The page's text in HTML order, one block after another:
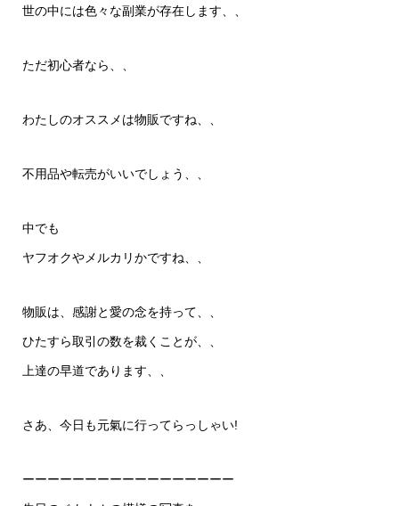
世の中には色々な副業が存在します、、
ただ初心者なら、、
わたしのオススメは物販ですね、、
不用品や転売がいいでしょう、、
中でも
ヤフオクやメルカリかですね、、
物販は、感謝と愛の念を持って、、
ひたすら取引の数を裁くことが、、
上達の早道であります、、
さあ、今日も元氣に行ってらっしゃい!
ーーーーーーーーーーーーーーーーー